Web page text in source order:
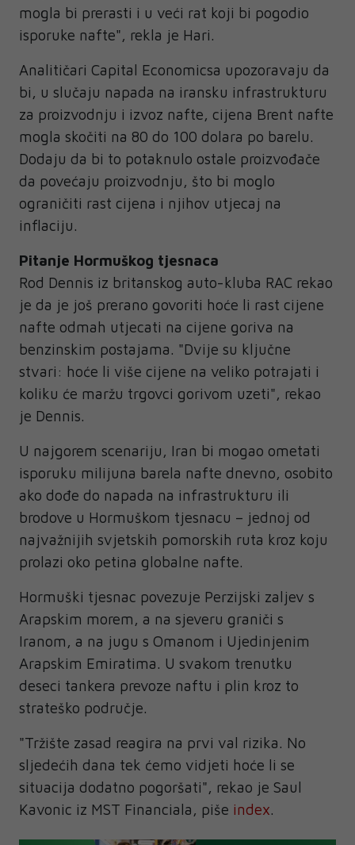
mogla bi prerasti i u veći rat koji bi pogodio
isporuke nafte", rekla je Hari.
Analitičari Capital Economicsa upozoravaju da
bi, u slučaju napada na iransku infrastrukturu
za proizvodnju i izvoz nafte, cijena Brent nafte
mogla skočiti na 80 do 100 dolara po barelu.
Dodaju da bi to potaknulo ostale proizvođače
da povećaju proizvodnju, što bi moglo
ograničiti rast cijena i njihov utjecaj na
inflaciju.
Pitanje Hormuškog tjesnaca
Rod Dennis iz britanskog auto-kluba RAC rekao
je da je još prerano govoriti hoće li rast cijene
nafte odmah utjecati na cijene goriva na
benzinskim postajama. "Dvije su ključne
stvari: hoće li više cijene na veliko potrajati i
koliku će maržu trgovci gorivom uzeti", rekao
je Dennis.
U najgorem scenariju, Iran bi mogao ometati
isporuku milijuna barela nafte dnevno, osobito
ako dođe do napada na infrastrukturu ili
brodove u Hormuškom tjesnacu – jednoj od
najvažnijih svjetskih pomorskih ruta kroz koju
prolazi oko petina globalne nafte.
Hormuški tjesnac povezuje Perzijski zaljev s
Arapskim morem, a na sjeveru graniči s
Iranom, a na jugu s Omanom i Ujedinjenim
Arapskim Emiratima. U svakom trenutku
deseci tankera prevoze naftu i plin kroz to
strateško područje.
"Tržište zasad reagira na prvi val rizika. No
sljedećih dana tek ćemo vidjeti hoće li se
situacija dodatno pogoršati", rekao je Saul
Kavonic iz MST Financiala, piše index.